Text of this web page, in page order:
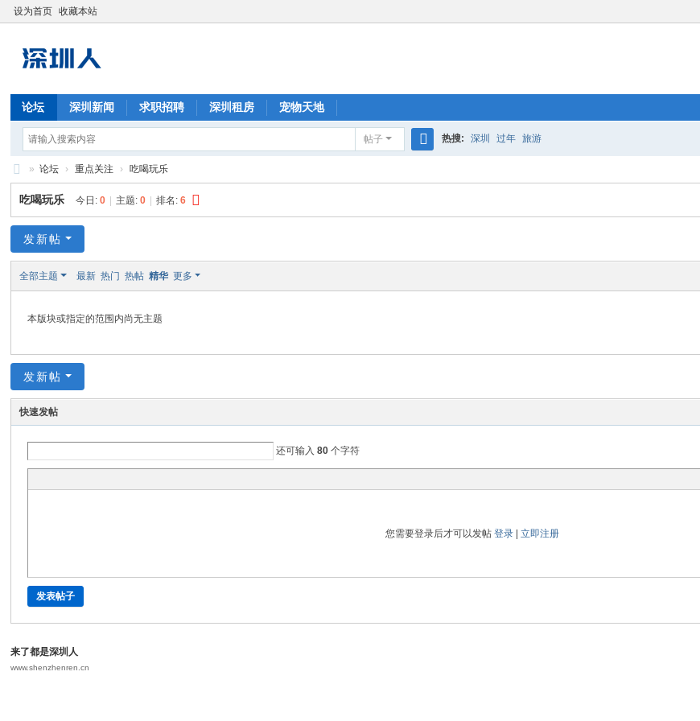
设为首页 收藏本站
论坛 深圳新闻 求职招聘 深圳租房 宠物天地
帖子
索
热搜: 深圳 过年 旅游
深
圳
人
» 论坛 › 重点关注 › 吃喝玩乐
吃喝玩乐 今日:0 主题:0 排名:6
发新帖
全部主题 最新 热门 热帖 精华 更多
本版块或指定的范围内尚无主题
发新帖
快速发帖
还可输入80 个字符
您需要登录后才可以发帖 登录| 立即注册
发表帖子
来了都是深圳人
www.shenzhenren.cn